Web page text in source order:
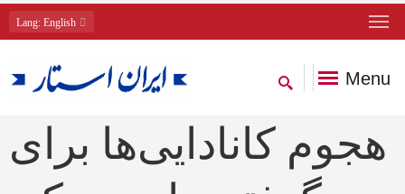
Lang: English
Menu
هجوم کانادایی‌ها برای